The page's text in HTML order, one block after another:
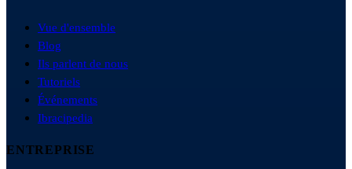
Vue d'ensemble
Blog
Ils parlent de nous
Tutoriels
Événements
Ibracipedia
ENTREPRISE